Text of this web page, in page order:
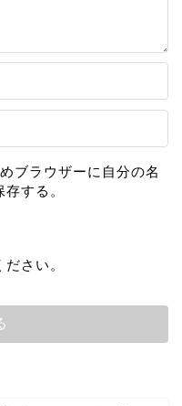
ブラウザーに自分の名
する。
さい。